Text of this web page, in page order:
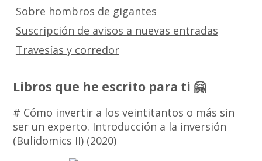
Sobre hombros de gigantes
Suscripción de avisos a nuevas entradas
Travesías y corredor
Libros que he escrito para ti 🤗
# Cómo invertir a los veintitantos o más sin
ser un experto. Introducción a la inversión
(Bulidomics II) (2020)